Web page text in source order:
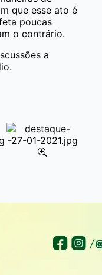
que esse ato é
poucas
o contrário.
a